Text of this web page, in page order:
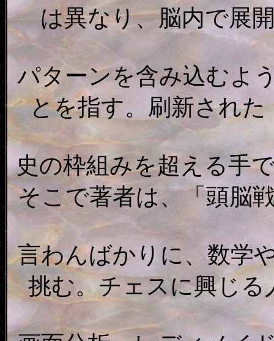
は異なり、脳内で展
パターンを含み込むよ
とを指す。刷新され
史の枠組みを超える手
そこで著者は、「頭脳
言わんばかりに、数学
挑む。チェスに興じ